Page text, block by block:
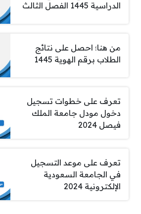
الدراسية 1445 الفصل الثالث
من هنا؛ احصل على نتائج
الطلاب برقم الهوية 1445
تعرف على خطوات تسجيل
دخول مودل جامعة الملك
فيصل 2024
تعرف على موعد التسجيل
في الجامعة السعودية
الإلكترونية 2024